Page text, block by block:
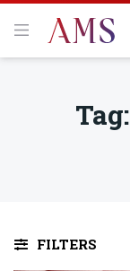
Tag:
FILTERS